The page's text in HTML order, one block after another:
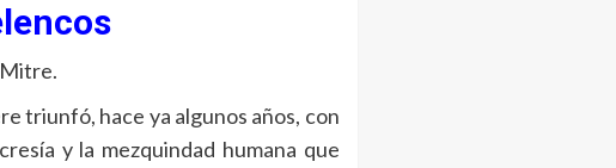
Mitre.
triunfó, hace ya algunos años, con
y la mezquindad humana que